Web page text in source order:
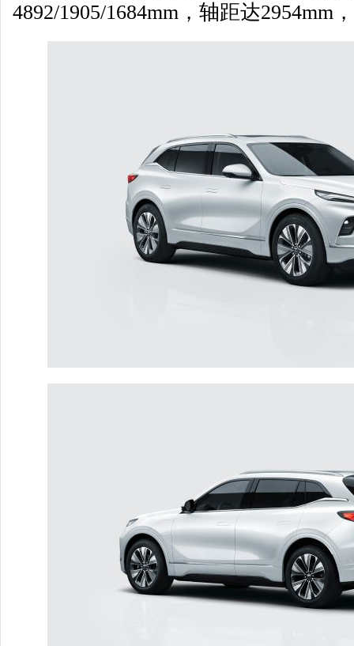
4892/1905/1684mm，轴距达2954mm